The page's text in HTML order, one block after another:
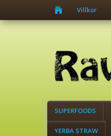
Villkor
SUPERFOODS
YERBA STRAW